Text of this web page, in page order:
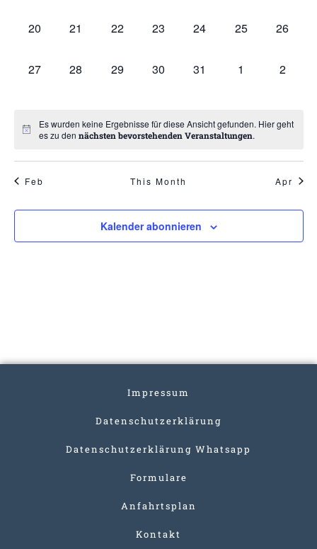
0 Veranstaltungen,
20 0 Veranstaltungen,
21 0 Veranstaltungen,
22 0 Veranstaltungen,
23 0 Veranstaltungen,
24 0
25 0
26
0 Veranstaltungen,
27 0 Veranstaltungen,
28 0 Veranstaltungen,
29 0 Veranstaltungen,
30 0 Veranstaltungen,
31 0
1 0
2
Es wurden keine Ergebnisse für diese Ansicht gefunden. Hier geht
es zu dennächsten bevorstehenden Veranstaltungen.
Feb This Month Apr
Kalender abonnieren
Impressum
Datenschutzerklärung
Datenschutzerklärung Whatsapp
Formulare
Anfahrtsplan
Kontakt